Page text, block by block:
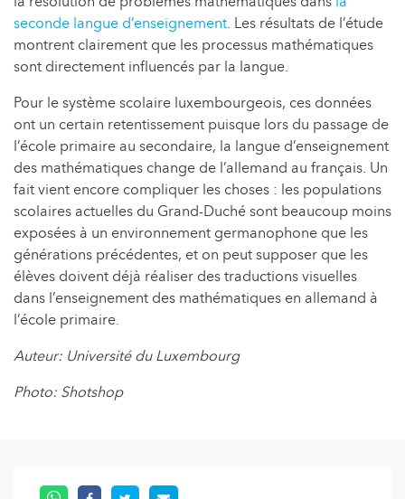
seconde langue d’enseignement. Les résultats de l’étude
montrent clairement que les processus mathématiques
sont directement influencés par la langue.
Pour le système scolaire luxembourgeois, ces données
ont un certain retentissement puisque lors du passage de
l’école primaire au secondaire, la langue d’enseignement
des mathématiques change de l’allemand au français. Un
fait vient encore compliquer les choses : les populations
scolaires actuelles du Grand-Duché sont beaucoup moins
exposées à un environnement germanophone que les
générations précédentes, et on peut supposer que les
élèves doivent déjà réaliser des traductions visuelles
dans l’enseignement des mathématiques en allemand à
l’école primaire.
Auteur: Université du Luxembourg
Photo: Shotshop